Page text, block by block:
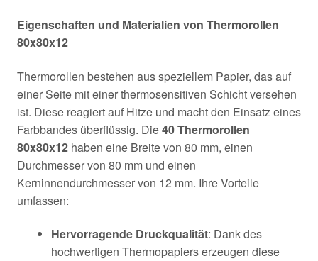
Eigenschaften und Materialien von Thermorollen
80x80x12
Thermorollen bestehen aus speziellem Papier, das auf
einer Seite mit einer thermosensitiven Schicht versehen
ist. Diese reagiert auf Hitze und macht den Einsatz eines
Farbbandes überflüssig. Die40 Thermorollen
80x80x12 haben eine Breite von 80 mm, einen
Durchmesser von 80 mm und einen
Kerninnendurchmesser von 12 mm. Ihre Vorteile
umfassen:
Hervorragende Druckqualität: Dank des
hochwertigen Thermopapiers erzeugen diese